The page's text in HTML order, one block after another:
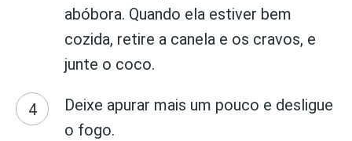
abóbora. Quando ela estiver bem
cozida, retire a canela e os cravos, e
junte o coco.
Deixe apurar mais um pouco e desligue
o fogo.